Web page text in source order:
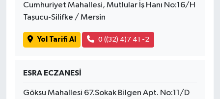
Cumhuriyet Mahallesi, Mutlular İş Hanı No:16/H
Taşucu-Silifke / Mersin
Yol Tarifi Al 0 ((32) 4)7 41 -2
ESRA ECZANESİ
Göksu Mahallesi 67.Sokak Bilgen Apt. No:11/D